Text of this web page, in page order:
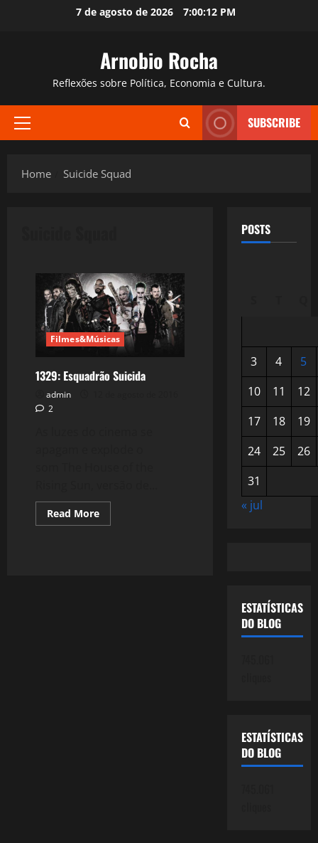
7 de agosto de 2026 7:00:13 PM
Arnobio Rocha
Reflexões sobre Política, Economia e Cultura.
Primary
SUBSCRIBE
Home Suicide Squad
Filmes&Músicas
1329: Esquadrão Suicida
admin
2
Read MoreRead
more
POSTS
3 4
5
10
11
12
17
18
19
24
25
26
31
« jul
ESTATÍSTICAS
DO BLOG
ESTATÍSTICAS
DO BLOG